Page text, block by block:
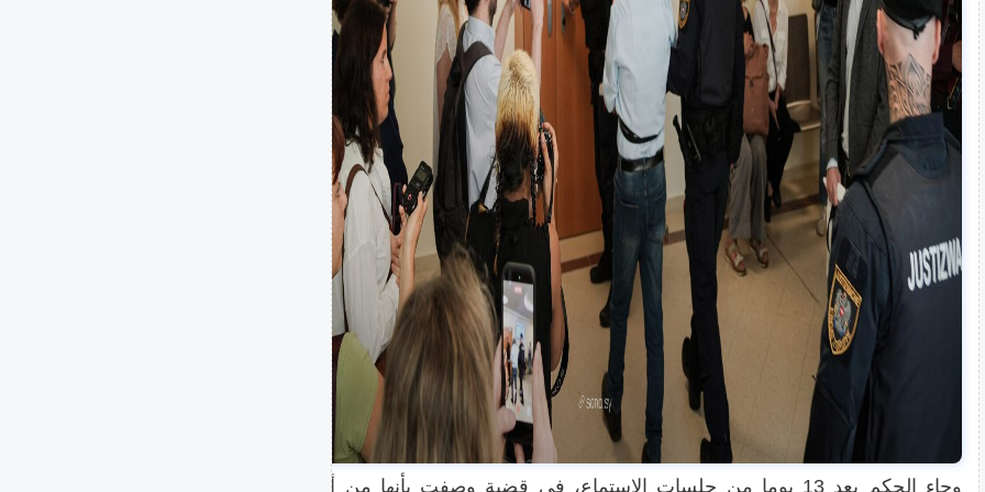
وجاء الحكم بعد 13 يوما من جلسات الاستماع، في قضية وصفت بأنها من أبرز قضايا